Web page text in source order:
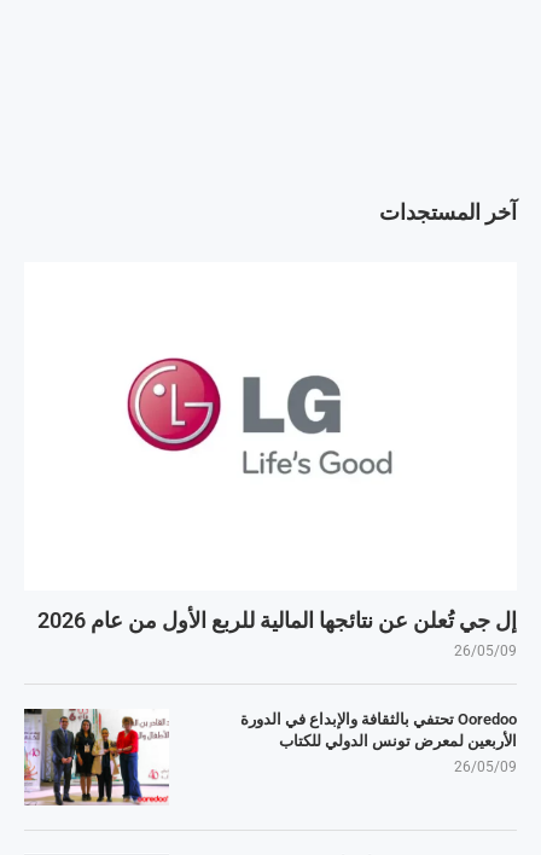
آخر المستجدات
إل جي تُعلن عن نتائجها المالية للربع الأول من عام 2026
26/05/09
Ooredoo تحتفي بالثقافة والإبداع في الدورة
الأربعين لمعرض تونس الدولي للكتاب
26/05/09